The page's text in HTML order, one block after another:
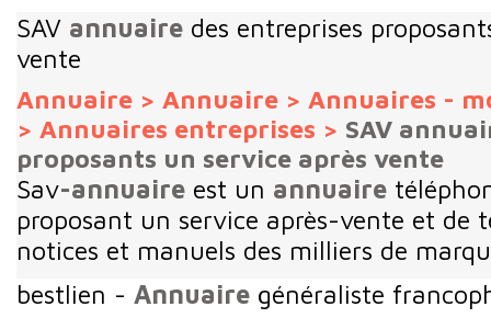
SAV annuaire des entreprises
vente
Annuaire > Annuaire > Annuaires -
> Annuaires entreprises > SAV
proposants un service après vente
Sav-annuaire est un annuaire
proposant un service après-vente et de
notices et manuels des milliers de
bestlien - Annuaire généraliste